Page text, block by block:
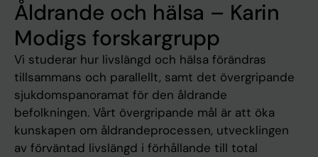
Åldrande och hälsa – Karin
Modigs forskargrupp
Vi studerar hur livslängd och hälsa förändras
tillsammans och parallellt, samt det övergripande
sjukdomspanoramat för den åldrande
befolkningen. Vårt övergripande mål är att öka
kunskapen om åldrandeprocessen, utvecklingen
av förväntad livslängd i förhållande till total